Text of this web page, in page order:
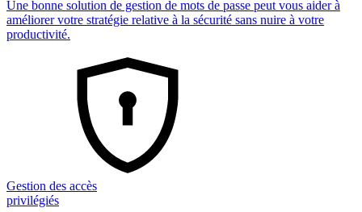
Une bonne solution de gestion de mots de passe peut vous aider à
améliorer votre stratégie relative à la sécurité sans nuire à votre
productivité.
Gestion des accès
privilégiés